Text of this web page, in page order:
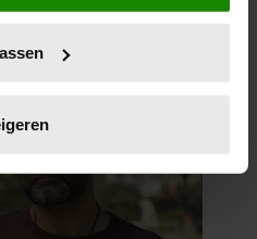
meter nauwkeurig kan zijn
(fingerprinting)
in het
en advertenties te